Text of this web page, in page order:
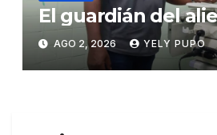
El guardián del
AGO 2, 2026 YELY PUPO